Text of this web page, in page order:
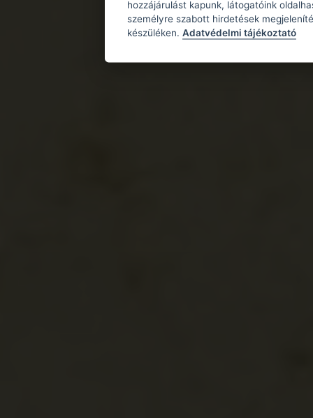
hozzájárulást kapunk, látogatóink
személyre szabott hirdetések
készüléken. Adatvédelmi tájékoztató